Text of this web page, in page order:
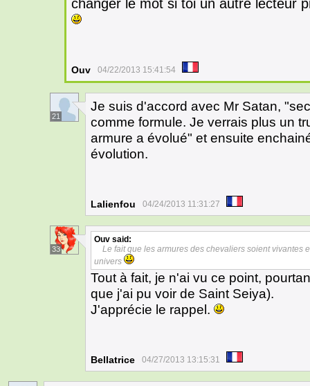
changer le mot si toi un autre lecteur
Ouv 04/22/2013 15:41:54
21
Je suis d'accord avec Mr Satan,
comme formule. Je verrais plus un
armure a évolué" et ensuite
évolution.
Lalienfou 04/24/2013 11:31:27
33
Ouv said:
Le fait que les armures des chevaliers soient vivantes
univers
Tout à fait, je n'ai vu ce point,
que j'ai pu voir de Saint Seiya).
J'apprécie le rappel.
Bellatrice 04/27/2013 13:15:31